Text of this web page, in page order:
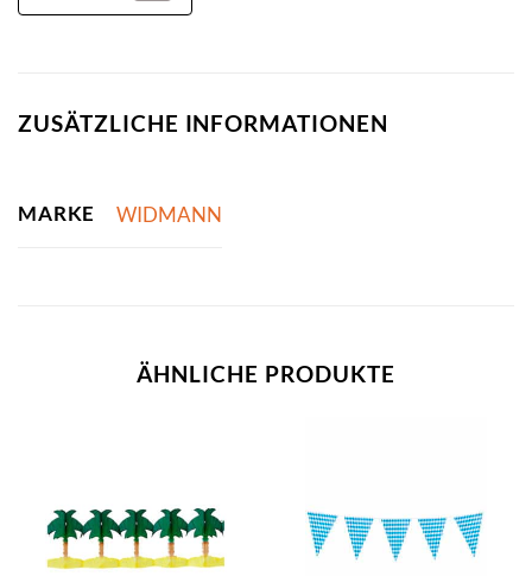
ZUSÄTZLICHE INFORMATIONEN
MARKE WIDMANN
ÄHNLICHE PRODUKTE